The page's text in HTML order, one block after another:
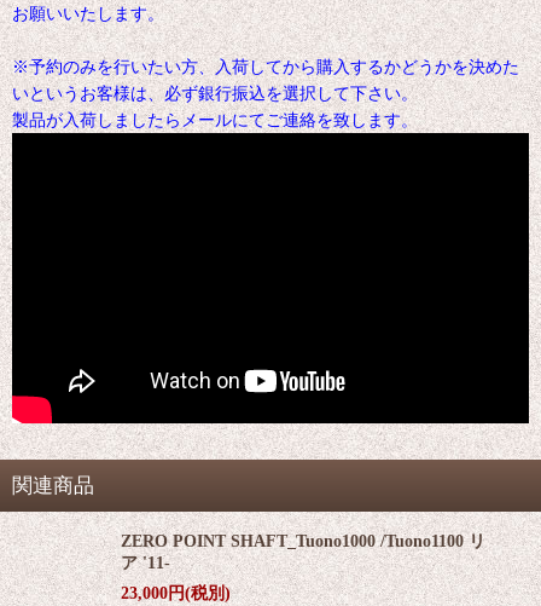
お願いいたします。
※予約のみを行いたい方、入荷してから購入するかどうかを決めた
いというお客様は、必ず銀行振込を選択して下さい。
製品が入荷しましたらメールにてご連絡を致します。
関連商品
ZERO POINT SHAFT_Tuono1000 /Tuono1100 リ
ア '11-
23,000円(税別)